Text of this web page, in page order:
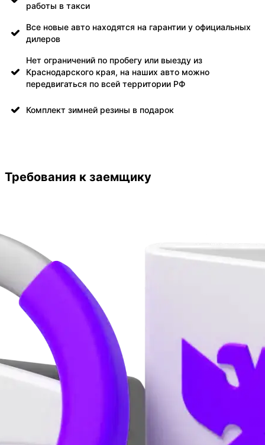
работы в такси
Все новые авто находятся на гарантии у официальных
дилеров
Нет ограничений по пробегу или выезду из
Краснодарского края, на наших авто можно
передвигаться по всей территории РФ
Комплект зимней резины в подарок
Требования к заемщику